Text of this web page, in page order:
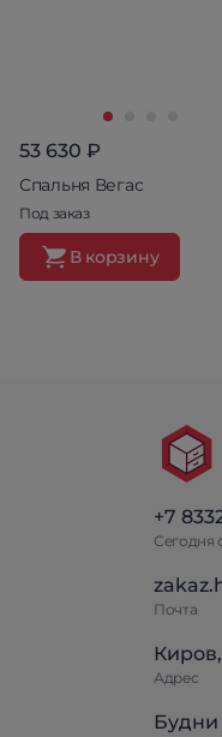
53 630 ₽
Спальня Вегас
Под заказ
В корзину
+7
Сегодня
Почта
Адрес
Будни